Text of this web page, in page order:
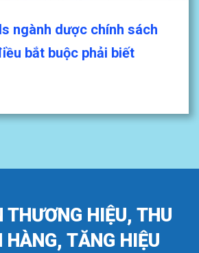
ngành dược chính sách
bắt buộc phải biết
THƯƠNG HIỆU, THU
HÀNG, TĂNG HIỆU